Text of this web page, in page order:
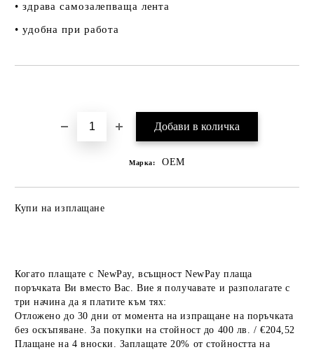
• здрава самозалепваща лента
• удобна при работа
Марка: OEM
Купи на изплащане
Когато плащате с NewPay, всъщност NewPay плаща
поръчката Ви вместо Вас. Вие я получавате и разполагате с
три начина да я платите към тях:
Отложено до 30 дни от момента на изпращане на поръчката
без оскъпяване. За покупки на стойност до 400 лв. / €204,52
Плащане на 4 вноски. Заплащате 20% от стойността на